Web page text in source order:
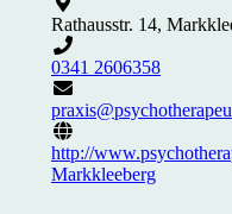
Rathausstr. 14,
0341 2606358
http://
Markkleeberg